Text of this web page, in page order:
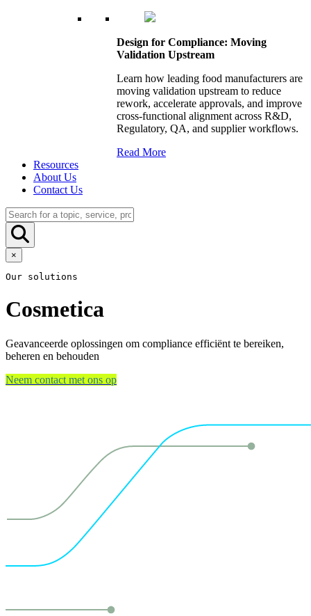
Design for Compliance: Moving
Validation Upstream
Learn how leading food manufacturers are
moving validation upstream to reduce
rework, accelerate approvals, and improve
cross-functional alignment across R&D,
Regulatory, QA, and supplier workflows.
Read More
Resources
About Us
Contact Us
×
Our solutions
Cosmetica
Geavanceerde oplossingen om compliance efficiënt te bereiken,
beheren en behouden
Neem contact met ons op